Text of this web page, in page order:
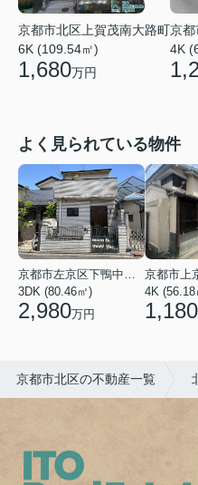
京都市北区上賀茂南大路町
6K (109.54㎡)
1,680万円
京都
4K
よく見られている物件
3DK (80.46㎡)
2,980万円
4K (56.18
1,180
京都市北区の不動産一覧